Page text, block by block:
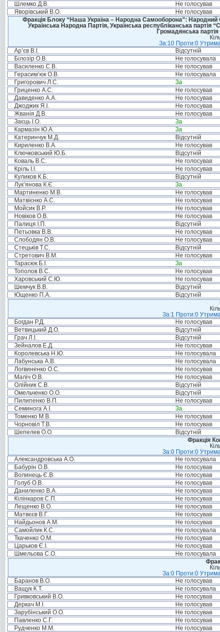
Шлемко Д.В.
Не голосував
Яворівський В.О.
Не голосував
Фракція Блоку “Наша Україна – Народна Самооборона”: Народний
Українська Народна Партія, Українська республіканська
Громадянська
За:10 Проти:0
Ар’єв В.І.
Відсутній
Білозір О.В.
Не голосувала
Василенко С.В.
Не голосував
Герасим’юк О.В.
Не голосувала
Григорович Л.С.
За
Гриценко А.С.
Не голосував
Давиденко А.А.
Не голосував
Джоджик Я.І.
Не голосував
Жванія Д.В.
Не голосував
Заєць І.О.
За
Кармазін Ю.А.
За
Катеринчук М.Д.
Відсутній
Кириленко В.А.
Не голосував
Ключковський Ю.Б.
Відсутній
Коваль В.С.
Не голосував
Кріль І.І.
Не голосував
Куликов К.Б.
Відсутній
Лук’янова К.Є.
За
Мартиненко М.В.
Не голосував
Матвієнко А.С.
Не голосував
Мойсик В.Р.
Не голосував
Новіков О.В.
Не голосував
Палиця І.П.
Відсутній
Петьовка В.В.
Не голосував
Слободян О.В.
Не голосував
Стецьків Т.С.
Відсутній
Стретович В.М.
Не голосував
Тарасюк Б.І.
За
Тополов В.С.
Не голосував
Харовський С.Ю.
Не голосував
Шемчук В.В.
Відсутній
Ющенко П.А.
Відсутній
За:1 Проти:0
Богдан Р.Д.
Не голосував
Ветвицький Д.О.
Відсутній
Грач Л.І.
Відсутній
Зейналов Е.Д.
Не голосував
Королевська Н.Ю.
Не голосувала
Лабунська А.В.
Не голосувала
Логвиненко О.С.
Не голосував
Маліч О.В.
Не голосував
Олійник С.В.
Відсутній
Омельченко О.О.
Відсутній
Пилипенко В.П.
Не голосував
Семинога А.І.
За
Томенко М.В.
Не голосував
Чорновіл Т.В.
Не голосував
Шепелев О.О.
Відсутній
Фракція
За:0 Проти:0
Александровська А.О.
Не голосувала
Бабурін О.В.
Не голосував
Волинець Є.В.
Не голосував
Голуб О.В.
Не голосував
Даниленко В.А.
Не голосував
Кілінкаров С.П.
Не голосував
Лещенко В.О.
Не голосував
Матвєєв В.Г.
Не голосував
Найдьонов А.М.
Не голосував
Самойлик К.С.
Не голосувала
Ткаченко О.М.
Не голосував
Царьков Є.І.
Не голосував
Шмельова С.О.
Не голосувала
За:0 Проти:0
Баранов В.О.
Не голосував
Ващук К.Т.
Не голосувала
Гривковський В.О.
Не голосував
Деркач М.І.
Не голосував
Зарубінський О.О.
Не голосував
Павленко С.Г.
Не голосував
Рудченко М.М.
Не голосував